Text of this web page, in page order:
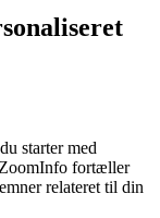
starter med
ZoomInfo fortæller
relateret til din